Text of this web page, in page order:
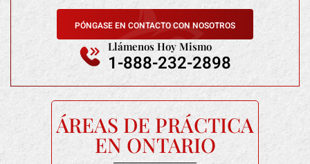
PÓNGASE EN CONTACTO CON NOSOTROS
Llámenos Hoy Mismo
1-888-232-2898
ÁREAS DE PRÁCTICA
EN ONTARIO